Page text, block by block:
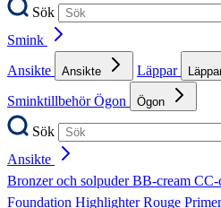
Sök
Smink
Ansikte
Ansikte Läppar
SminktillbehörÖgon Ögon
Sök
Ansikte
Bronzer och solpuderBB-cream CC-
Foundation HighlighterRouge